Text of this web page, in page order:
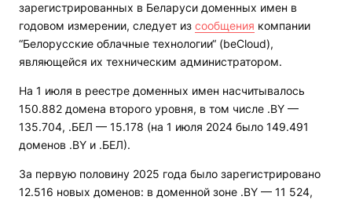
зарегистрированных в Беларуси доменных имен в
годовом измерении, следует из сообщения компании
“Белорусские облачные технологии“ (beCloud),
являющейся их техническим администратором.
На 1 июля в реестре доменных имен насчитывалось
150.882 домена второго уровня, в том числе .BY —
135.704, .БЕЛ — 15.178 (на 1 июля 2024 было 149.491
доменов .BY и .БЕЛ).
За первую половину 2025 года было зарегистрировано
12.516 новых доменов: в доменной зоне .BY — 11 524,